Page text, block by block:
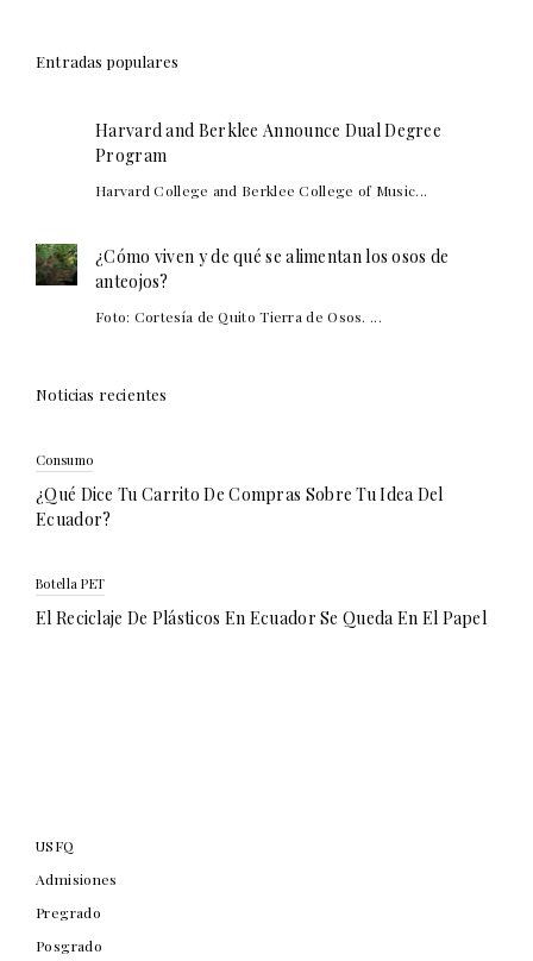
Entradas populares
Harvard and Berklee Announce Dual Degree
Program
Harvard College and Berklee College of Music...
¿Cómo viven y de qué se alimentan los osos de
anteojos?
Foto: Cortesía de Quito Tierra de Osos. ...
Noticias recientes
Consumo
¿Qué Dice Tu Carrito De Compras Sobre Tu Idea Del
Ecuador?
Botella PET
El Reciclaje De Plásticos En Ecuador Se Queda En El Papel
USFQ
Admisiones
Pregrado
Posgrado